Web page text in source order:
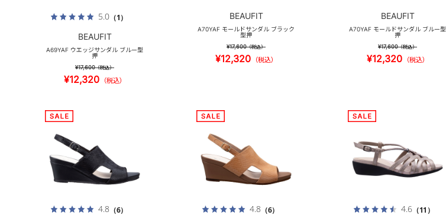
5.0（1）
BEAUFIT
A69YAF ウエッジサンダル ブルー型
押
¥17,600（税込）
¥12,320 （税込）
BEAUFIT
A70YAF モールドサンダル ブラック
型押
¥17,600（税込）
¥12,320 （税込）
BEAUFIT
A70YAF モールドサンダル ブルー型
押
¥17,600（税込）
¥12,320 （税込）
4.8 （6） 4.8 （6） 4.6（11）